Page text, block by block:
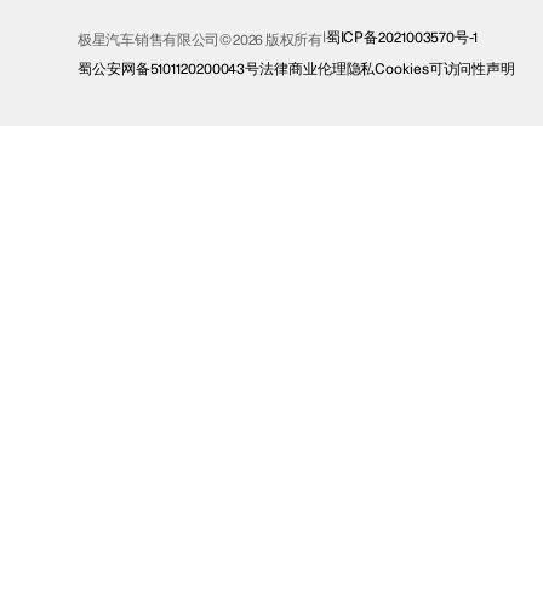
极星汽车销售有限公司© 2026 版权所有 蜀ICP备2021003570号-1
蜀公安网备5101120200043号法律商业伦理隐私Cookies可访问性声明